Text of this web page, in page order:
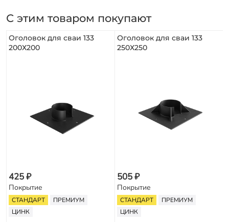
С этим товаром покупают
Оголовок для сваи 133
200Х200
425 ₽
Покрытие
СТАНДАРТ
ПРЕМИУМ
ЦИНК
Оголовок для сваи 133
250Х250
505 ₽
Покрытие
СТАНДАРТ
ПРЕМИУМ
ЦИНК